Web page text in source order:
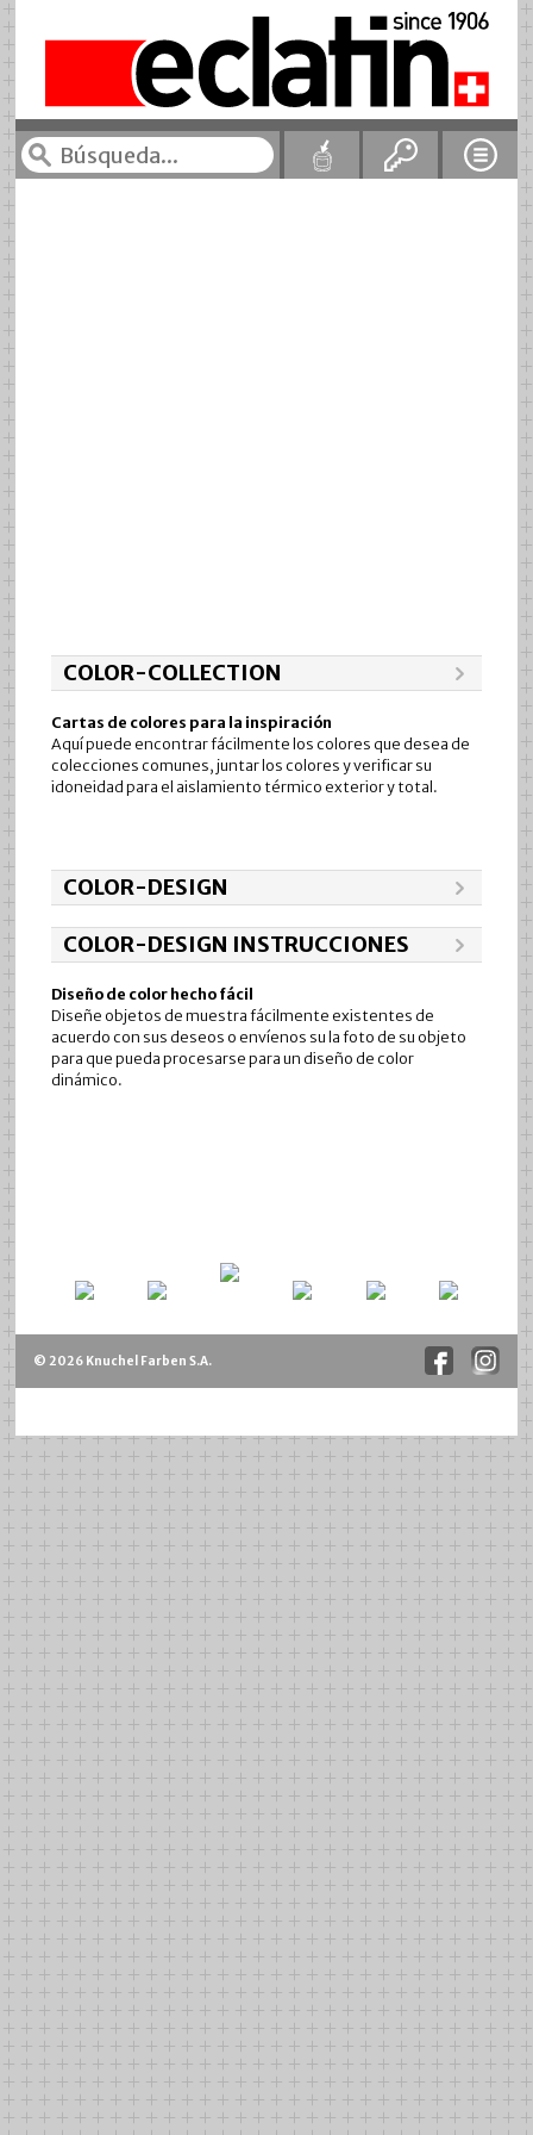
COLOR-COLLECTION
Cartas de colores para la inspiración
Aquí puede encontrar fácilmente los colores que desea de
colecciones comunes, juntar los colores y verificar su
idoneidad para el aislamiento térmico exterior y total.
COLOR-DESIGN
COLOR-DESIGN INSTRUCCIONES
Diseño de color hecho fácil
Diseñe objetos de muestra fácilmente existentes de
acuerdo con sus deseos o envíenos su la foto de su objeto
para que pueda procesarse para un diseño de color
dinámico.
© 2026 Knuchel Farben S.A.